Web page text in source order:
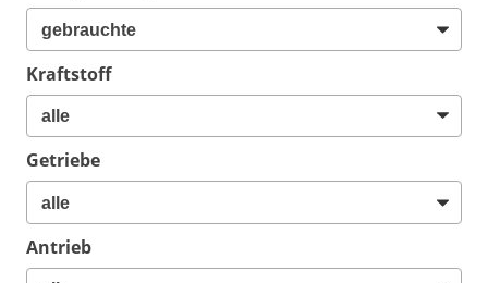
Kraftstoff
Getriebe
Antrieb